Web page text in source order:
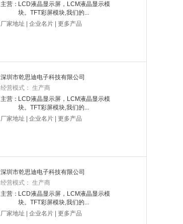
主营： LCD液晶显示屏，LCM液晶显示模
块。TFT彩屏模块,我们的...
厂家地址
企业名片 更多产品
深圳市乾思迪电子科技有限公司
经营模式： 生产商
主营： LCD液晶显示屏，LCM液晶显示模
块。TFT彩屏模块,我们的...
厂家地址
企业名片 更多产品
深圳市乾思迪电子科技有限公司
经营模式： 生产商
主营： LCD液晶显示屏，LCM液晶显示模
块。TFT彩屏模块,我们的...
厂家地址
企业名片 更多产品